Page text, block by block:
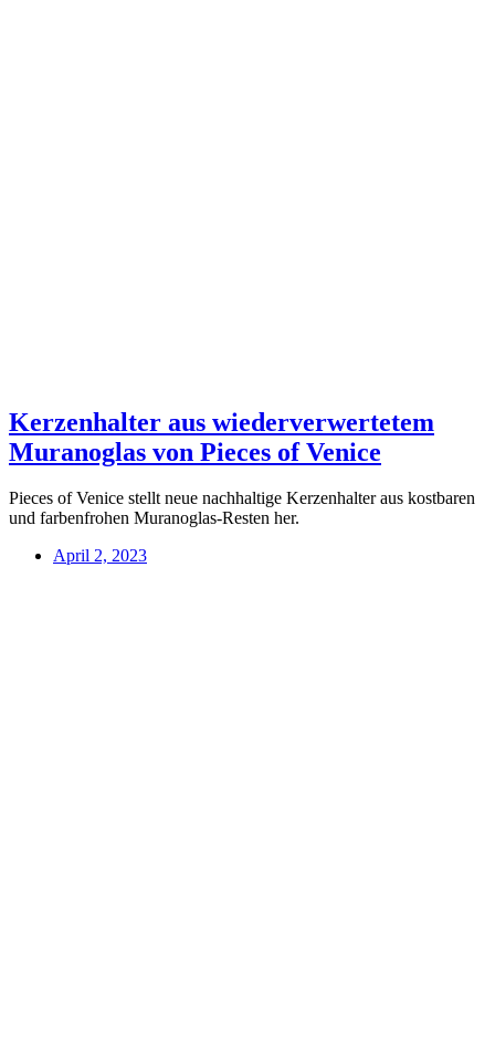
Kerzenhalter aus wiederverwertetem
Muranoglas von Pieces of Venice
Pieces of Venice stellt neue nachhaltige Kerzenhalter aus kostbaren
und farbenfrohen Muranoglas-Resten her.
April 2, 2023